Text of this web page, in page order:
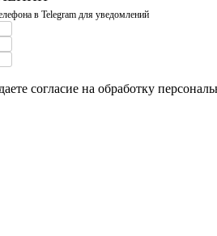
в Telegram для уведомлений
согласие на обработку